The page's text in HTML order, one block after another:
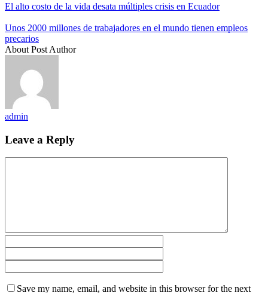
El alto costo de la vida desata múltiples crisis en Ecuador
Unos 2000 millones de trabajadores en el mundo tienen empleos
precarios
About Post Author
admin
Leave a Reply
Save my name, email, and website in this browser for the next